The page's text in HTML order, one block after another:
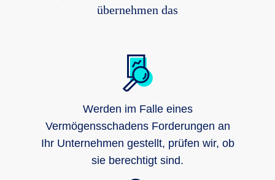
übernehmen das
Werden im Falle eines
Vermögensschadens Forderungen an
Ihr Unternehmen gestellt, prüfen wir, ob
sie berechtigt sind.